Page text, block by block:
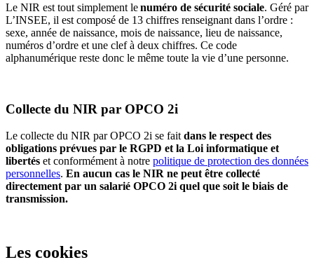
Le NIR est tout simplement lenuméro de sécurité sociale. Géré par
L’INSEE, il est composé de 13 chiffres renseignant dans l’ordre :
sexe, année de naissance, mois de naissance, lieu de naissance,
numéros d’ordre et une clef à deux chiffres. Ce code
alphanumérique reste donc le même toute la vie d’une personne.
Collecte du NIR par OPCO 2i
Le collecte du NIR par OPCO 2i se fait dans le respect des
obligations prévues par le RGPD et la Loi informatique et
libertés et conformément à notre politique de protection des données
personnelles. En aucun cas le NIR ne peut être collecté
directement par un salarié OPCO 2i quel que soit le biais de
transmission.
Les cookies